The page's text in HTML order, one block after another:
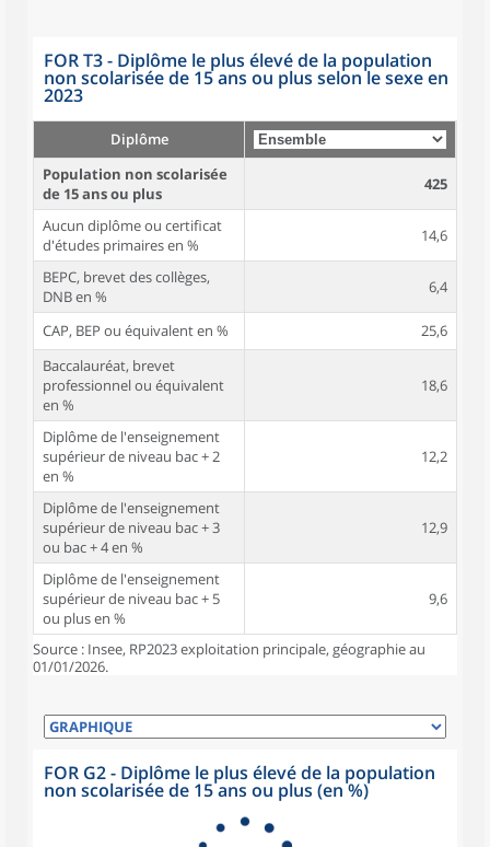
FOR T3 - Diplôme le plus élevé de la population
non scolarisée de 15 ans ou plus selon le sexe en
2023
Diplôme
Population non scolarisée
de 15 ans ou plus
425
Aucun diplôme ou certificat
d'études primaires en %
14,6
BEPC, brevet des collèges,
DNB en %
6,4
CAP, BEP ou équivalent en %
25,6
Baccalauréat, brevet
professionnel ou équivalent
en %
18,6
Diplôme de l'enseignement
supérieur de niveau bac + 2
en %
12,2
Diplôme de l'enseignement
supérieur de niveau bac + 3
ou bac + 4 en %
12,9
Diplôme de l'enseignement
supérieur de niveau bac + 5
ou plus en %
9,6
Source : Insee, RP2023 exploitation principale, géographie au
01/01/2026.
FOR G2 - Diplôme le plus élevé de la population
non scolarisée de 15 ans ou plus (en %)